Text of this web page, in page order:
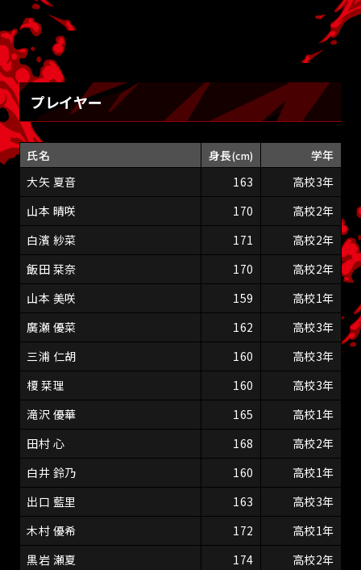
プレイヤー
氏名 身長(cm)
学年
大矢 夏音
163
高校3年
山本 晴咲
170
高校2年
白濱 紗菜
171
高校2年
飯田 栞奈
170
高校2年
山本 美咲
159
高校1年
廣瀬 優菜
162
高校3年
三浦 仁胡
160
高校3年
榎 栞理
160
高校3年
滝沢 優華
165
高校1年
田村 心
168
高校2年
白井 鈴乃
160
高校1年
出口 藍里
163
高校3年
木村 優希
172
高校1年
黒岩 瀬夏
174
高校2年